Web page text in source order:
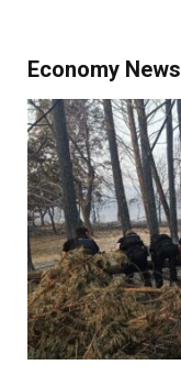
Economy News